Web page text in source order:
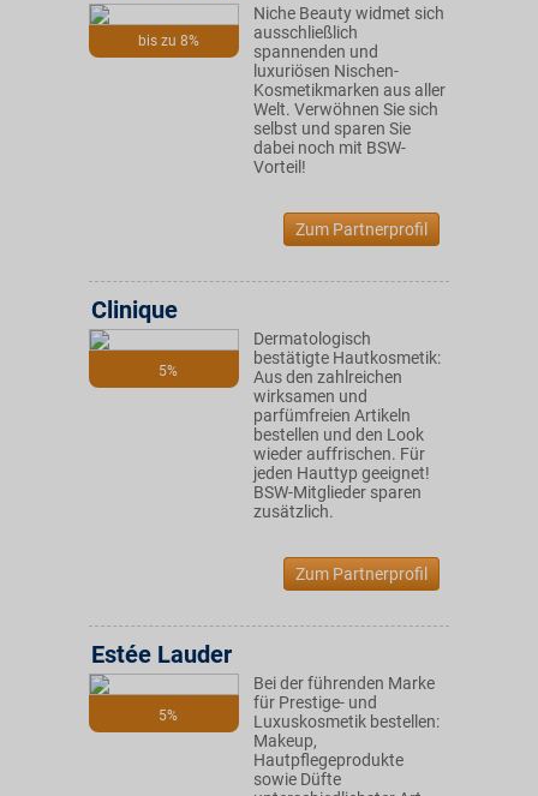
bis zu 8%
Niche Beauty widmet sich
ausschließlich
spannenden und
luxuriösen Nischen-
Kosmetikmarken aus aller
Welt. Verwöhnen Sie sich
selbst und sparen Sie
dabei noch mit BSW-
Vorteil!
Zum Partnerprofil
5%
Clinique
Dermatologisch
bestätigte Hautkosmetik:
Aus den zahlreichen
wirksamen und
parfümfreien Artikeln
bestellen und den Look
wieder auffrischen. Für
jeden Hauttyp geeignet!
BSW-Mitglieder sparen
zusätzlich.
Zum Partnerprofil
5%
Estée Lauder
Bei der führenden Marke
für Prestige- und
Luxuskosmetik bestellen:
Makeup,
Hautpflegeprodukte
sowie Düfte